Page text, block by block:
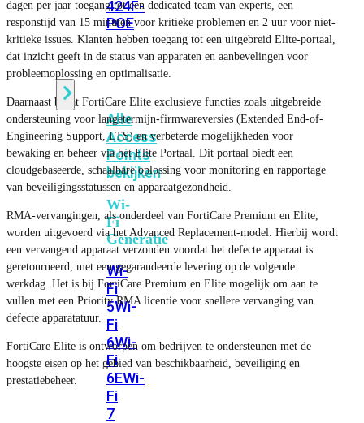
424F-
POE
WiFi
Alle
Access
Points
bekijken
Wi-
Fi
Generatie
Wi-
Fi
5Wi-
Fi
6Wi-
Fi
6EWi-
Fi
7
dagen per jaar toegang tot een dedicated team van experts, een
responstijd van 15 minuten voor kritieke problemen en 2 uur voor niet-
kritieke issues. Klanten hebben toegang tot een uitgebreid Elite-portaal,
dat inzicht geeft in de status van apparaten en aanbevelingen voor
probleemoplossing en optimalisatie.
Daarnaast bevat FortiCare Elite exclusieve functies zoals uitgebreide
ondersteuning voor langetermijn-firmwareversies (Extended End-of-
Engineering Support, LTS) en verbeterde mogelijkheden voor
bewaking en beheer via het Elite Portaal. Dit portaal biedt een
cloudgebaseerde, schaalbare oplossing voor monitoring en rapportage
van beveiligingsstatussen en apparaatgezondheid.
RMA-vervangingen, als onderdeel van FortiCare Premium en Elite,
worden uitgevoerd via het Advanced Replacement-model. Hierbij wordt
een vervangend apparaat verzonden voordat het defecte apparaat is
geretourneerd, met een gegarandeerde levering op de volgende
werkdag. Het is bij FortiCare Premium en Elite mogelijk om aan te
vullen met een Priority RMA licentie voor snellere vervanging van
defecte apparatatuur.
FortiCare Elite is ontworpen om bedrijven te ondersteunen met de
hoogste eisen op het gebied van beschikbaarheid, beveiliging en
prestatiebeheer.